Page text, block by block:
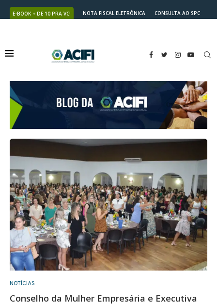
E-BOOK + DE 10 PRA VC! NOTA FISCAL ELETRÔNICA
CONSULTA AO SPC
NOTÍCIAS
Conselho da Mulher Empresária e Executiva